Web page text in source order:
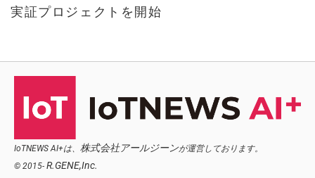
実証プロジェクトを開始
IoTNEWS AI+は、 株式会社アールジーンが運営しております。
© 2015- R.GENE,Inc.